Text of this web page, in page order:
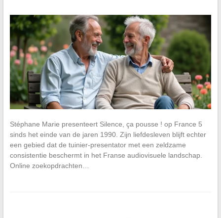
Stéphane Marie presenteert Silence, ça pousse ! op France 5
sinds het einde van de jaren 1990. Zijn liefdesleven blijft echter
een gebied dat de tuinier-presentator met een zeldzame
consistentie beschermt in het Franse audiovisuele landschap.
Online zoekopdrachten…